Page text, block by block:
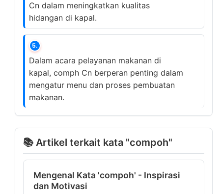
Cn dalam meningkatkan kualitas
hidangan di kapal.
5.
Dalam acara pelayanan makanan di
kapal, comph Cn berperan penting dalam
mengatur menu dan proses pembuatan
makanan.
📚 Artikel terkait kata "compoh"
Mengenal Kata 'compoh' - Inspirasi
dan Motivasi